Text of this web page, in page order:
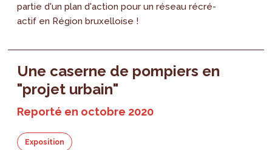
partie d'un plan d'action pour un réseau récré-
actif en Région bruxelloise !
Une caserne de pompiers en
"projet urbain"
Reporté en octobre 2020
Exposition